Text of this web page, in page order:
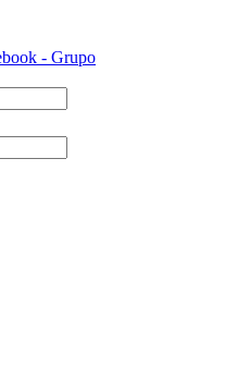
- Grupo